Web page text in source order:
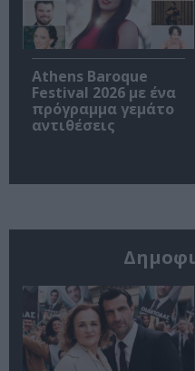
Athens Baroque
Festival 2026 με ένα
πρόγραμμα γεμάτο
αντιθέσεις